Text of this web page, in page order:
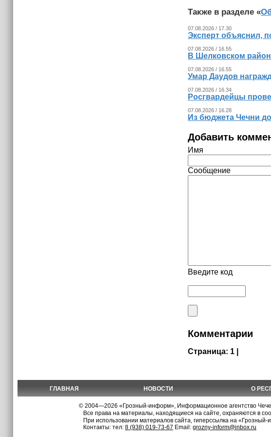
Также в разделе «
07.08.2026 / 17.30
Эксперт объяснил,
07.08.2026 / 16.55
В Шелковском
07.08.2026 / 16.55
Умар Даудов
07.08.2026 / 16.34
Росгвардейцы
07.08.2026 / 16.28
Из бюджета Чечни
Добавить
Имя
Сообщение
Введите код
Комментарии
Страница: 1 |
ГЛАВНАЯ НОВОСТИ О
© 2004—2026 «Грозный-информ», Информационное агентство
Все права на материалы, находящиеся на сайте, охраняются в
При использовании материалов сайта, гиперссылка на «Грозный-
Контакты: тел: 8 (938) 019-73-67 Email: grozny-inform@inbox.ru